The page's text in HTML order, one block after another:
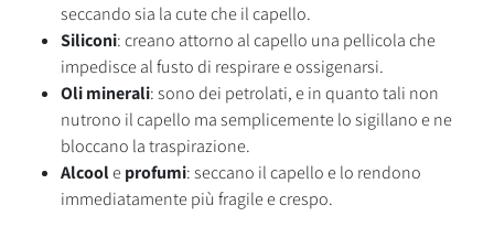
seccando sia la cute che il capello.
Siliconi: creano attorno al capello una pellicola che
impedisce al fusto di respirare e ossigenarsi.
Oli minerali: sono dei petrolati, e in quanto tali non
nutrono il capello ma semplicemente lo sigillano e ne
bloccano la traspirazione.
Alcooleprofumi: seccano il capello e lo rendono
immediatamente più fragile e crespo.